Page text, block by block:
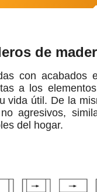
de
con acabados
a los
vida útil. De la
agresivos,
del hogar.